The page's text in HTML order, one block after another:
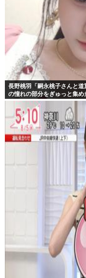
長野桃羽「嗣永桃子さんと
の憧れの部分をぎゅっと集め